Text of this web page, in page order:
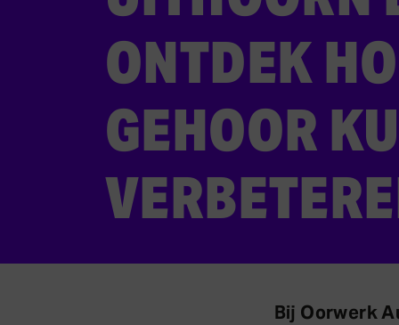
ONTDEK
GEHOOR
Bij Oorwerk